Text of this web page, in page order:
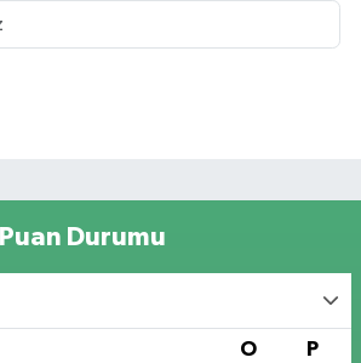
Durumu
O P